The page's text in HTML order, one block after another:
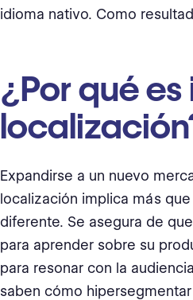
idioma nativo. Como
¿Por qué
Expandirse a un nuevo
localización implica más
diferente. Se asegura de
para aprender sobre su
para resonar con la
saben cómo